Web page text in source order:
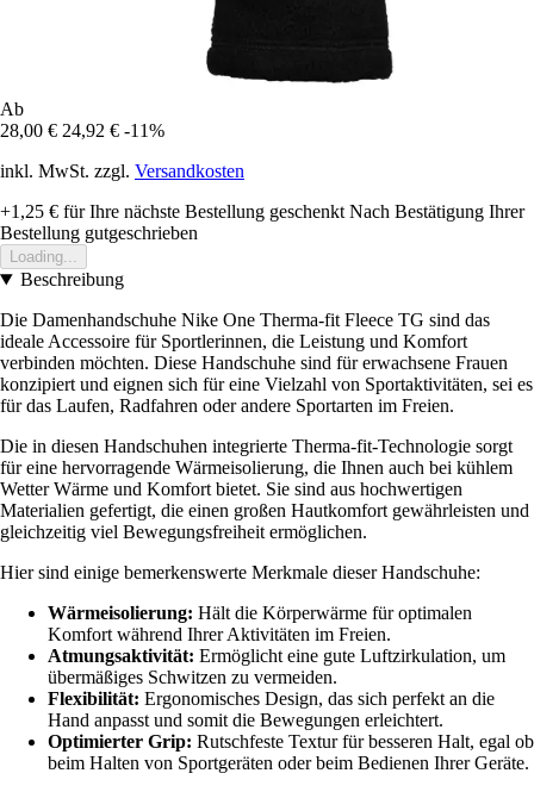
Ab
28,00 € 24,92 € -11%
inkl. MwSt. zzgl. Versandkosten
+1,25 € für Ihre nächste Bestellung geschenkt Nach Bestätigung Ihrer
Bestellung gutgeschrieben
Loading...
Beschreibung
Die Damenhandschuhe Nike One Therma-fit Fleece TG sind das
ideale Accessoire für Sportlerinnen, die Leistung und Komfort
verbinden möchten. Diese Handschuhe sind für erwachsene Frauen
konzipiert und eignen sich für eine Vielzahl von Sportaktivitäten, sei es
für das Laufen, Radfahren oder andere Sportarten im Freien.
Die in diesen Handschuhen integrierte Therma-fit-Technologie sorgt
für eine hervorragende Wärmeisolierung, die Ihnen auch bei kühlem
Wetter Wärme und Komfort bietet. Sie sind aus hochwertigen
Materialien gefertigt, die einen großen Hautkomfort gewährleisten und
gleichzeitig viel Bewegungsfreiheit ermöglichen.
Hier sind einige bemerkenswerte Merkmale dieser Handschuhe:
Wärmeisolierung: Hält die Körperwärme für optimalen
Komfort während Ihrer Aktivitäten im Freien.
Atmungsaktivität: Ermöglicht eine gute Luftzirkulation, um
übermäßiges Schwitzen zu vermeiden.
Flexibilität: Ergonomisches Design, das sich perfekt an die
Hand anpasst und somit die Bewegungen erleichtert.
Optimierter Grip: Rutschfeste Textur für besseren Halt, egal ob
beim Halten von Sportgeräten oder beim Bedienen Ihrer Geräte.